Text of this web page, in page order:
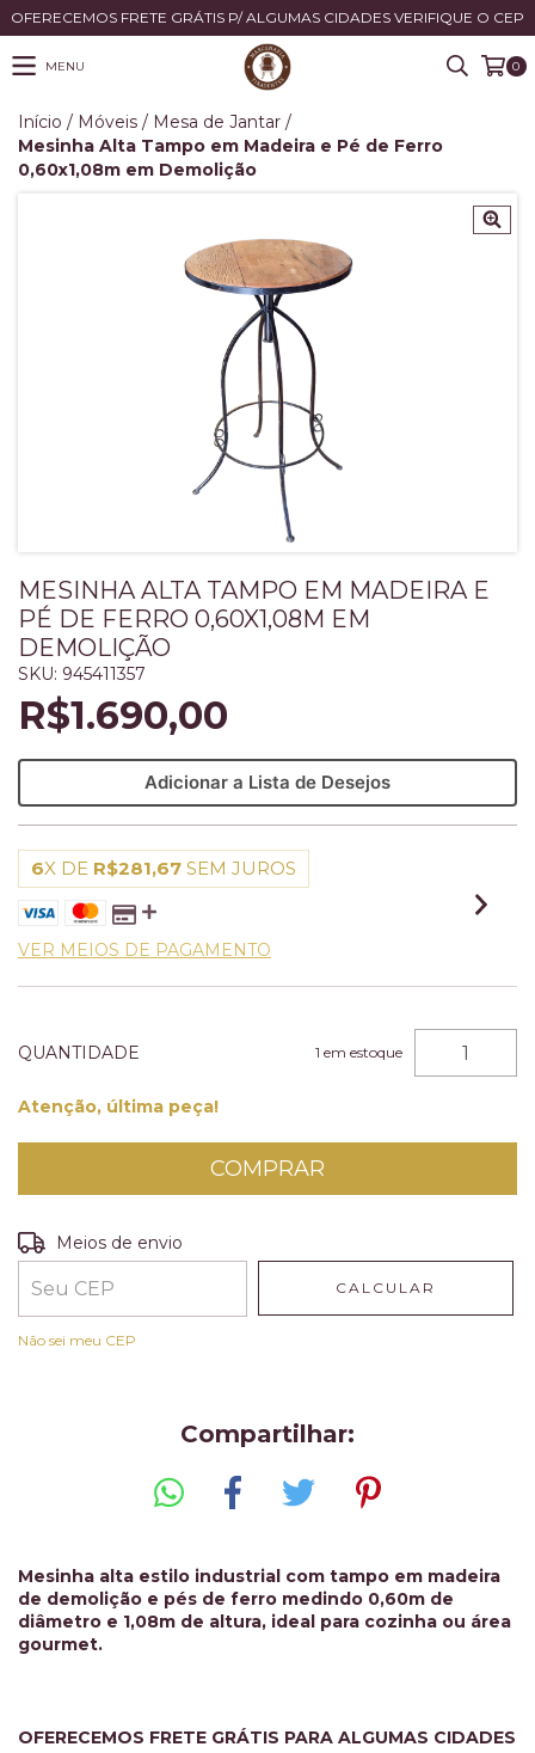
OFERECEMOS FRETE GRÁTIS P/ ALGUMAS CIDADES VERIFIQUE O CEP
MENU 0
Início / Móveis / Mesa de Jantar /
Mesinha Alta Tampo em Madeira e Pé de Ferro
0,60x1,08m em Demolição
MESINHA ALTA TAMPO EM MADEIRA E
PÉ DE FERRO 0,60X1,08M EM
DEMOLIÇÃO
SKU: 945411357
R$1.690,00
Adicionar a Lista de Desejos
6X DE R$281,67 SEM JUROS
VER MEIOS DE PAGAMENTO
QUANTIDADE 1 em estoque
Atenção, última peça!
Entregas para o CEP:
Meios de envio
CALCULAR
Não sei meu CEP
Compartilhar:
Mesinha alta estilo industrial com tampo em madeira
de demolição e pés de ferro medindo 0,60m de
diâmetro e 1,08m de altura, ideal para cozinha ou área
gourmet.
OFERECEMOS FRETE GRÁTIS PARA ALGUMAS CIDADES